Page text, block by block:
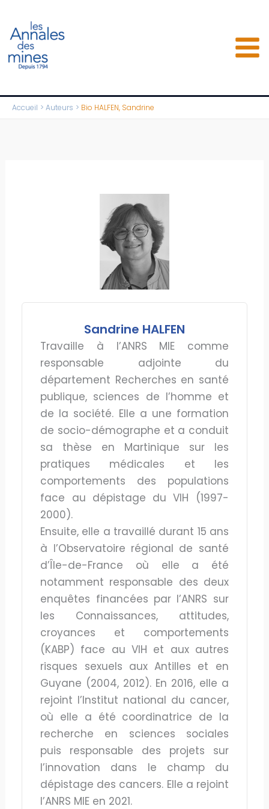
contenu
Accueil Auteurs Bio HALFEN, Sandrine
Sandrine HALFEN
Travaille à l’ANRS MIE comme
responsable adjointe du
département Recherches en santé
publique, sciences de l’homme et
de la société. Elle a une formation
de socio-démographe et a conduit
sa thèse en Martinique sur les
pratiques médicales et les
comportements des popula­tions
face au dépistage du VIH (1997-
2000).
Ensuite, elle a travaillé durant 15 ans
à l’Observatoire régional de santé
d’Île-de-France où elle a été
notamment responsable des deux
enquêtes financées par l’ANRS sur
les Connaissances, attitudes,
croyances et comportements
(KABP) face au VIH et aux autres
risques sexuels aux Antilles et en
Guyane (2004, 2012). En 2016, elle a
rejoint l’Institut national du cancer,
où elle a été coordinatrice de la
recherche en sciences sociales
puis responsable des projets sur
l’innovation dans le champ du
dépistage des cancers. Elle a rejoint
l’ANRS MIE en 2021.